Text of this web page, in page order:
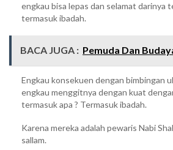
engkau bisa lepas dan selamat darinya
termasuk ibadah.
BACA JUGA : Pemuda Dan
Engkau konsekuen dengan bimbingan
engkau menggitnya dengan kuat
termasuk apa ? Termasuk ibadah.
Karena mereka adalah pewaris Nabi
sallam.